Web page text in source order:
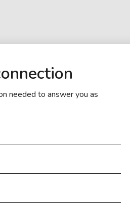
needed to answer you as